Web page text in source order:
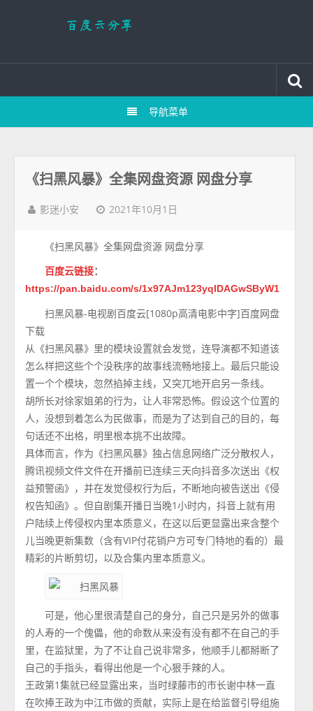
导航菜单
《扫黑风暴》全集网盘资源 网盘分享
影迷小安 2021年10月1日
《扫黑风暴》全集网盘资源 网盘分享
百度云链接：
https://pan.baidu.com/s/1x97AJm123yqIDAGwSByW1
扫黑风暴-电视剧百度云[1080p高清电影中字]百度网盘
下载
从《扫黑风暴》里的模块设置就会发觉，连导演都不知道该
怎么样把这些个个没秩序的故事线流畅地接上。最后只能设
置一个个模块，忽然掐掉主线，又突兀地开启另一条线。
胡所长对徐家姐弟的行为，让人非常恐怖。假设这个位置的
人，没想到着怎么为民做事，而是为了达到自己的目的，每
句话还不出格，明里根本挑不出故障。
具体而言，作为《扫黑风暴》独占信息网络广泛分散权人，
腾讯视频文件文件在开播前已连续三天向抖音多次送出《权
益预警函》，并在发觉侵权行为后，不断地向被告送出《侵
权告知函》。但自剧集开播日当晚1小时内，抖音上就有用
户陆续上传侵权内里本质意义，在这以后更显露出来含整个
儿当晚更新集数（含有VIP付花销户方可专门特地的看的）最
精彩的片断剪切，以及合集内里本质意义。
可是，他心里很清楚自己的身分，自己只是另外的做事
的人寿的一个傀儡，他的命数从来没有没有都不在自己的手
里，在监狱里，为了不让自己说非常多，他顺手儿都掰断了
自己的手指头，看得出他是一个心狠手辣的人。
王政第1集就已经显露出来，当时绿藤市的市长谢中林一直
在吹捧王政为中江市做的贡献，实际上是在给监督引导组施